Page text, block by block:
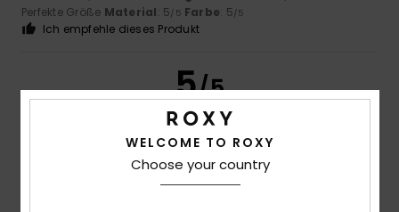
Perfekte Größe Material: 5/5 Farbe: 5/5
Ich empfehle dieses Produkt
5/5
8. Juli 2026
Genau das, was ich gesucht habe
WELCOME TO ROXY
Choose your country